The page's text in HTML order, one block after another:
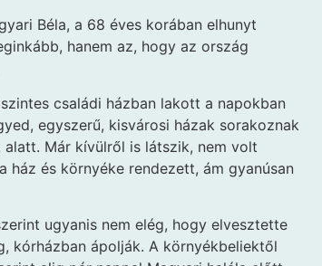
Béla, a 68 éves korában elhunyt
hanem az, hogy az ország
családi házban lakott a napokban
egyszerű, kisvárosi házak sorakoznak
Már kívülről is látszik, nem volt
ház és környéke rendezett, ám gyanúsan
ugyanis nem elég, hogy elvesztette
kórházban ápolják. A környékbeliektől